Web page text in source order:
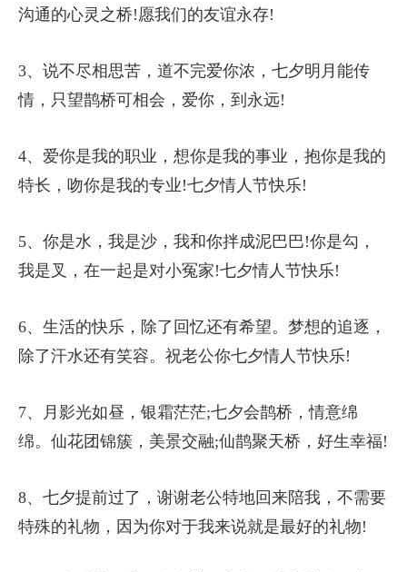
沟通的心灵之桥!愿我们的友谊永存!
3、说不尽相思苦，道不完爱你浓，七夕明月能传
情，只望鹊桥可相会，爱你，到永远!
4、爱你是我的职业，想你是我的事业，抱你是我的
特长，吻你是我的专业!七夕情人节快乐!
5、你是水，我是沙，我和你拌成泥巴巴!你是勾，
我是叉，在一起是对小冤家!七夕情人节快乐!
6、生活的快乐，除了回忆还有希望。梦想的追逐，
除了汗水还有笑容。祝老公你七夕情人节快乐!
7、月影光如昼，银霜茫茫;七夕会鹊桥，情意绵
绵。仙花团锦簇，美景交融;仙鹊聚天桥，好生幸福!
8、七夕提前过了，谢谢老公特地回来陪我，不需要
特殊的礼物，因为你对于我来说就是最好的礼物!